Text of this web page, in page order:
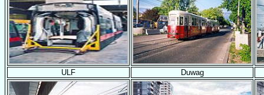
ULF Duwag